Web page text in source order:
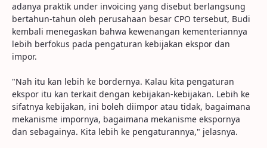
adanya praktik under invoicing yang disebut berlangsung
bertahun-tahun oleh perusahaan besar CPO tersebut, Budi
kembali menegaskan bahwa kewenangan kementeriannya
lebih berfokus pada pengaturan kebijakan ekspor dan
impor.
"Nah itu kan lebih ke bordernya. Kalau kita pengaturan
ekspor itu kan terkait dengan kebijakan-kebijakan. Lebih ke
sifatnya kebijakan, ini boleh diimpor atau tidak, bagaimana
mekanisme impornya, bagaimana mekanisme ekspornya
dan sebagainya. Kita lebih ke pengaturannya," jelasnya.